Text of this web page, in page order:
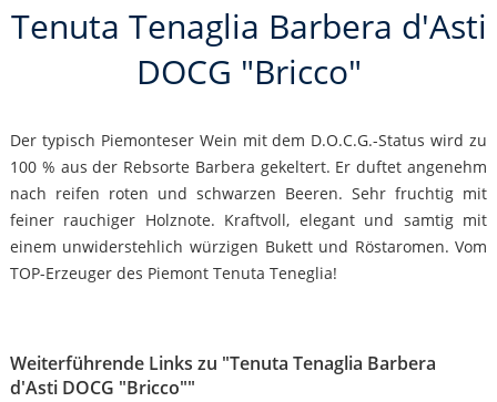
Tenuta Tenaglia Barbera d'Asti
DOCG "Bricco"
Der typisch Piemonteser Wein mit dem D.O.C.G.-Status wird zu
100 % aus der Rebsorte Barbera gekeltert. Er duftet angenehm
nach reifen roten und schwarzen Beeren. Sehr fruchtig mit
feiner rauchiger Holznote. Kraftvoll, elegant und samtig mit
einem unwiderstehlich würzigen Bukett und Röstaromen. Vom
TOP-Erzeuger des Piemont Tenuta Teneglia!
Weiterführende Links zu "Tenuta Tenaglia Barbera
d'Asti DOCG "Bricco""